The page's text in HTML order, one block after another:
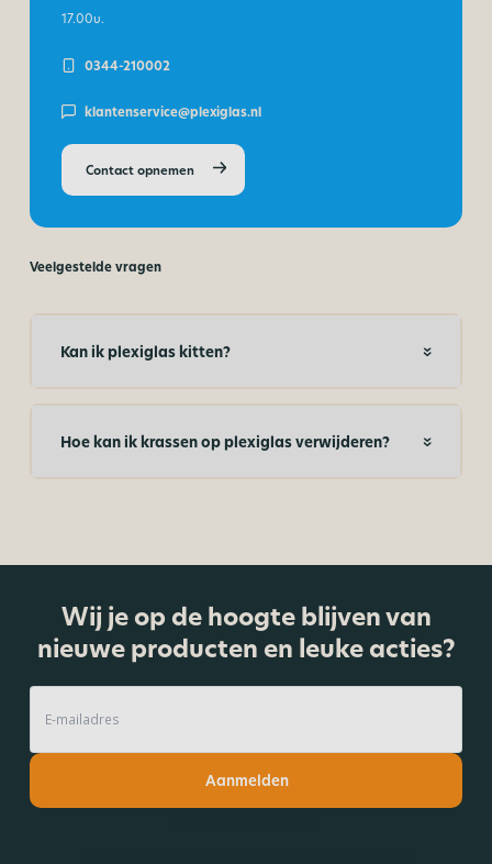
17.00u.
0344-210002
klantenservice@plexiglas.nl
Contact opnemen
Veelgestelde vragen
Kan ik plexiglas kitten?
Hoe kan ik krassen op plexiglas verwijderen?
Wij je op de hoogte blijven van
nieuwe producten en leuke acties?
Aanmelden